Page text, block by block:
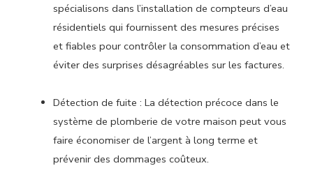
spécialisons dans l’installation de compteurs d’eau
résidentiels qui fournissent des mesures précises
et fiables pour contrôler la consommation d’eau et
éviter des surprises désagréables sur les factures.
Détection de fuite : La détection précoce dans le
système de plomberie de votre maison peut vous
faire économiser de l’argent à long terme et
prévenir des dommages coûteux.